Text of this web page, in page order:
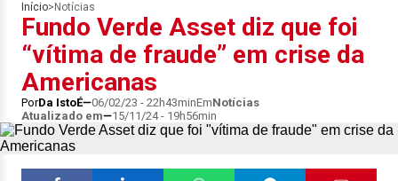
Início> Notícias
Fundo Verde Asset diz que foi
“vítima de fraude” em crise da
Americanas
PorDa IstoÉ 06/02/23 - 22h43minEmNotícias
Atualizado em
15/11/24 - 19h56min